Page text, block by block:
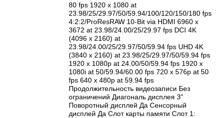
80 fps 1920 x 1080 at
23.98/25/29.97/50/59.94/100/120/150/180 fps
4:2:2/ProResRAW 10-Bit via HDMI 6960 x
3672 at 23.98/24.00/25/29.97 fps DCI 4K
(4096 x 2160) at
23.98/24.00/25/29.97/50/59.94 fps UHD 4K
(3840 x 2160) at 23.98/25/29.97/50/59.94 fps
1920 x 1080p at 24.00/50/59.94 fps 1920 x
1080i at 50/59.94/60.00 fps 720 x 576p at 50
fps 640 x 480p at 59.94 fps
Продолжительность видеозаписи Без
ограничений Диагональ дисплея 3"
Поворотный дисплей Да Сенсорный
дисплей Да Слот карты памяти Слот 1: